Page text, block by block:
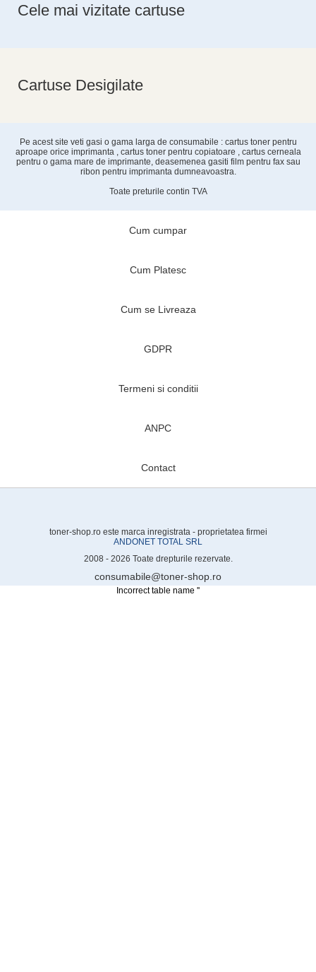
Cele mai vizitate cartuse
Cartuse Desigilate
Pe acest site veti gasi o gama larga de consumabile : cartus toner pentru
aproape orice imprimanta , cartus toner pentru copiatoare , cartus cerneala
pentru o gama mare de imprimante, deasemenea gasiti film pentru fax sau
ribon pentru imprimanta dumneavoastra.
Toate preturile contin TVA
Cum cumpar
Cum Platesc
Cum se Livreaza
GDPR
Termeni si conditii
ANPC
Contact
toner-shop.ro este marca inregistrata - proprietatea firmei
ANDONET TOTAL SRL
2008 - 2026 Toate drepturile rezervate.
consumabile@toner-shop.ro
Incorrect table name ''